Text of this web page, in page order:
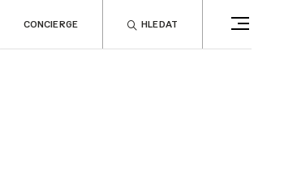
CONCIERGE HLEDAT